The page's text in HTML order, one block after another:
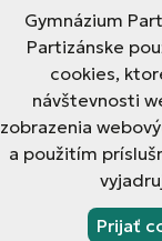
Gymnázium
Partizánske
cookies,
návštevnosti
zobrazenia
a použitím
Prijať